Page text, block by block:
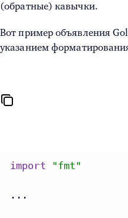
(обратные) кавычки.
Вот пример объявления
указанием
import "fmt"
...